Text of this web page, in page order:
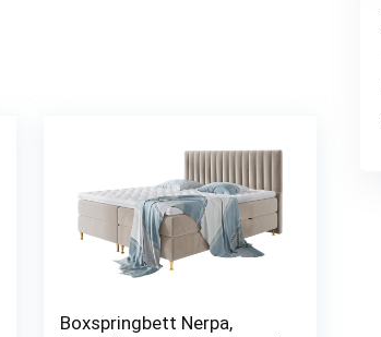
Boxspringbett Nerpa,